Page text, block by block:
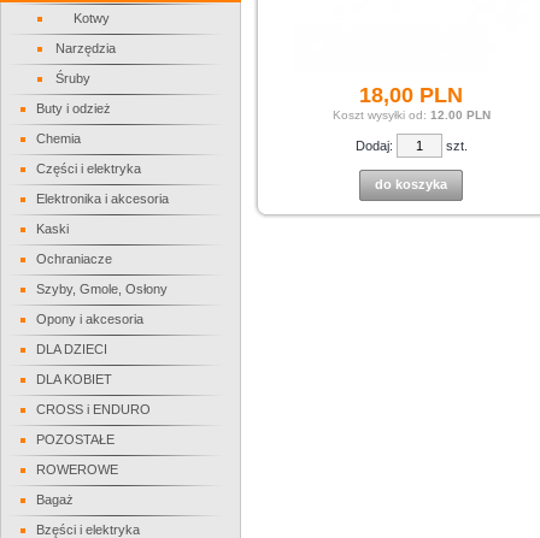
Kotwy
Narzędzia
Śruby
Buty i odzież
Chemia
Części i elektryka
Elektronika i akcesoria
Kaski
Ochraniacze
Szyby, Gmole, Osłony
Opony i akcesoria
DLA DZIECI
DLA KOBIET
CROSS i ENDURO
POZOSTAŁE
ROWEROWE
Bagaż
Bzęści i elektryka
18,00 PLN
Koszt wysyłki od: 12.00 PLN
Dodaj: szt.
do koszyka